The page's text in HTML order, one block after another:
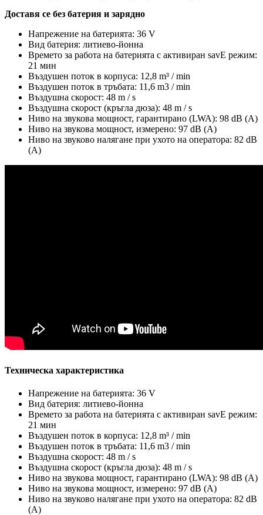
Доставя се без батерия и зарядно
Напрежение на батерията: 36 V
Вид батерия: литиево-йонна
Времето за работа на батерията с активиран savE режим:
21 мин
Въздушен поток в корпуса: 12,8 m³ / min
Въздушен поток в тръбата: 11,6 m3 / min
Въздушна скорост: 48 m / s
Въздушна скорост (кръгла дюза): 48 m / s
Ниво на звукова мощност, гарантирано (LWA): 98 dB (A)
Ниво на звукова мощност, измерено: 97 dB (A)
Ниво на звуково налягане при ухото на оператора: 82 dB
(A)
Техническа характеристика
Напрежение на батерията: 36 V
Вид батерия: литиево-йонна
Времето за работа на батерията с активиран savE режим:
21 мин
Въздушен поток в корпуса: 12,8 m³ / min
Въздушен поток в тръбата: 11,6 m3 / min
Въздушна скорост: 48 m / s
Въздушна скорост (кръгла дюза): 48 m / s
Ниво на звукова мощност, гарантирано (LWA): 98 dB (A)
Ниво на звукова мощност, измерено: 97 dB (A)
Ниво на звуково налягане при ухото на оператора: 82 dB
(A)